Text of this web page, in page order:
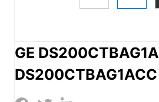
GE DS200CTBAG1A
DS200CTBAG1ACC